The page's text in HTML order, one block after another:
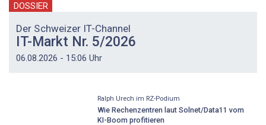
DOSSIER
Der Schweizer IT-Channel
IT-Markt Nr. 5/2026
06.08.2026 - 15:06 Uhr
Ralph Urech im RZ-Podium
Wie Rechenzentren laut Solnet/Data11 vom
KI-Boom profitieren